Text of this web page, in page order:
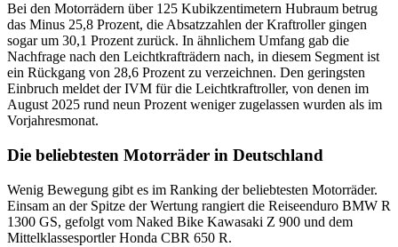
Bei den Motorrädern über 125 Kubikzentimetern Hubraum betrug
das Minus 25,8 Prozent, die Absatzzahlen der Kraftroller gingen
sogar um 30,1 Prozent zurück. In ähnlichem Umfang gab die
Nachfrage nach den Leichtkrafträdern nach, in diesem Segment ist
ein Rückgang von 28,6 Prozent zu verzeichnen. Den geringsten
Einbruch meldet der IVM für die Leichtkraftroller, von denen im
August 2025 rund neun Prozent weniger zugelassen wurden als im
Vorjahresmonat.
Die beliebtesten Motorräder in Deutschland
Wenig Bewegung gibt es im Ranking der beliebtesten Motorräder.
Einsam an der Spitze der Wertung rangiert die Reiseenduro BMW R
1300 GS, gefolgt vom Naked Bike Kawasaki Z 900 und dem
Mittelklassesportler Honda CBR 650 R.